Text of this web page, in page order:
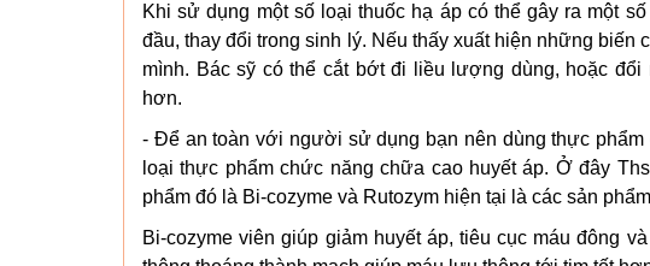
Khi sử dụng một số loại thuốc hạ áp có thể gây ra một
đầu, thay đổi trong sinh lý. Nếu thấy xuất hiện những
mình. Bác sỹ có thể cắt bớt đi liều lượng dùng, hoặc
hơn.
- Để an toàn với người sử dụng bạn nên dùng thực
loại thực phẩm chức năng chữa cao huyết áp. Ở đây
phẩm đó là Bi-cozyme và Rutozym hiện tại là các sản
Bi-cozyme viên giúp giảm huyết áp, tiêu cục máu đông